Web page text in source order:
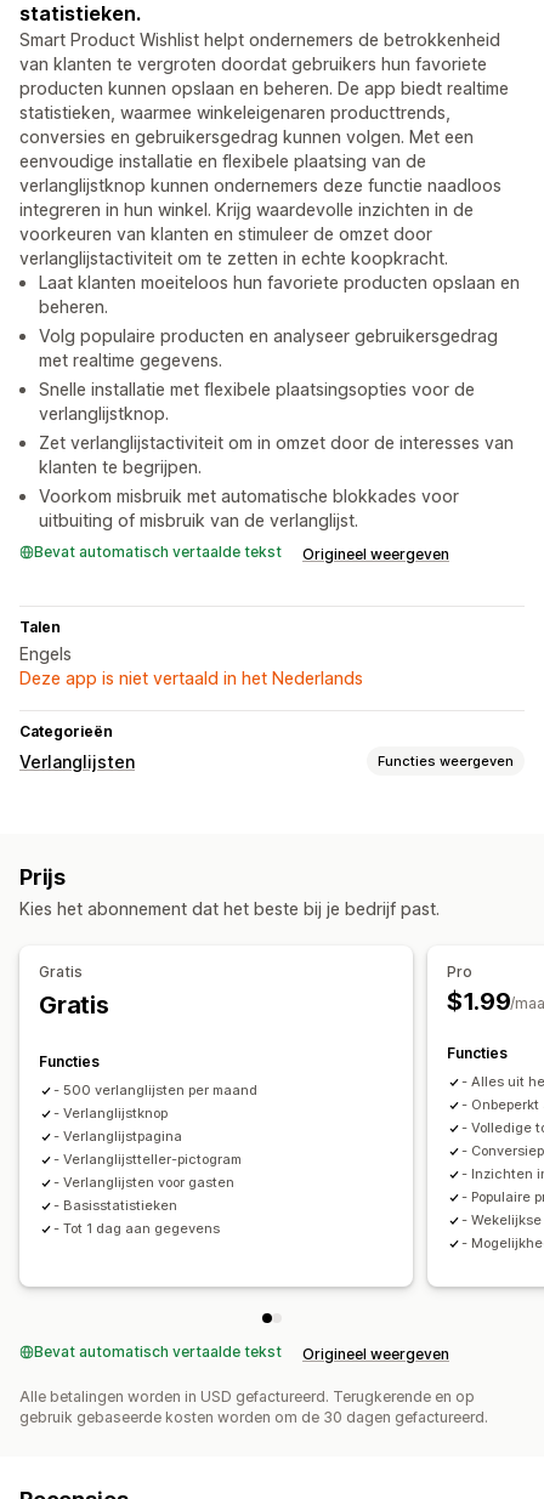
statistieken.
Smart Product Wishlist helpt ondernemers de betrokkenheid
van klanten te vergroten doordat gebruikers hun favoriete
producten kunnen opslaan en beheren. De app biedt realtime
statistieken, waarmee winkeleigenaren producttrends,
conversies en gebruikersgedrag kunnen volgen. Met een
eenvoudige installatie en flexibele plaatsing van de
verlanglijstknop kunnen ondernemers deze functie naadloos
integreren in hun winkel. Krijg waardevolle inzichten in de
voorkeuren van klanten en stimuleer de omzet door
verlanglijstactiviteit om te zetten in echte koopkracht.
Laat klanten moeiteloos hun favoriete producten opslaan en
beheren.
Volg populaire producten en analyseer gebruikersgedrag
met realtime gegevens.
Snelle installatie met flexibele plaatsingsopties voor de
verlanglijstknop.
Zet verlanglijstactiviteit om in omzet door de interesses van
klanten te begrijpen.
Voorkom misbruik met automatische blokkades voor
uitbuiting of misbruik van de verlanglijst.
Bevat automatisch vertaalde tekst Origineel weergeven
Talen
Engels
Deze app is niet vertaald in het Nederlands
Categorieën
Verlanglijsten Functies weergeven
Openbare verlanglijst
Verlanglijst gasten
Prijs
Kies het abonnement dat het beste bij je bedrijf past.
Gratis
Gratis
Functies
- 500 verlanglijsten per maand
- Verlanglijstknop
- Verlanglijstpagina
- Verlanglijstteller-pictogram
- Verlanglijsten voor gasten
- Basisstatistieken
- Tot 1 dag aan gegevens
Pro
$1.99/
Functies
- Alles uit
-
- Volledige
-
- Inzichten
- Populaire
-
-
Bevat automatisch vertaalde tekst Origineel weergeven
Alle betalingen worden in USD gefactureerd. Terugkerende en op
gebruik gebaseerde kosten worden om de 30 dagen gefactureerd.